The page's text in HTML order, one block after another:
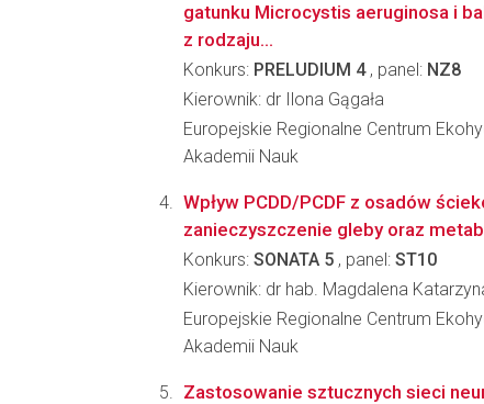
gatunku Microcystis aeruginosa i
z rodzaju...
Konkurs: PRELUDIUM 4, panel: NZ8
Kierownik: dr Ilona Gągała
Europejskie Regionalne Centrum
Akademii Nauk
Wpływ PCDD/PCDF z osadów
zanieczyszczenie gleby oraz
Konkurs: SONATA 5 , panel: ST10
Kierownik: dr hab. Magdalena
Europejskie Regionalne Centrum
Akademii Nauk
Zastosowanie sztucznych sieci